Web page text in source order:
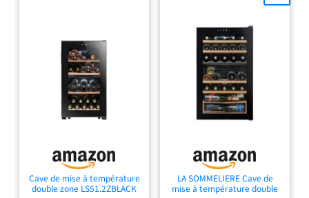
tous les intérieurs. Clayettes
en bois de hêtre incluses (3
fixes + 1 demi-clayette) pour
un rangement esthétique et
optimisé. Silencieuse avec
seulement 37 dB, idéale
pour les espaces de vie.
qualité et la stabilité de vos
bouteilles. Éclairage LED
blanc pour sublimer votre
Cave de mise à température
double zone LS51.2ZBLACK
LA SOMMELIERE Cave de
mise à température double